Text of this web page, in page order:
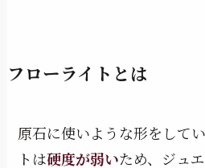
フローライトとは
原石に使いような形をして
トは硬度が弱いため、ジュ